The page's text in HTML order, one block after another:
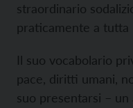
straordinario
praticamente a tutta
Il suo vocabolario
pace, diritti umani,
suo presentarsi –